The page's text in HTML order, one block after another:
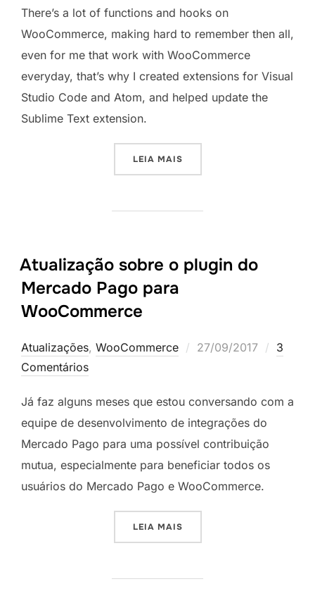
There’s a lot of functions and hooks on
WooCommerce, making hard to remember then all,
even for me that work with WooCommerce
everyday, that’s why I created extensions for Visual
Studio Code and Atom, and helped update the
Sublime Text extension.
LEIA MAIS“WOOCOMMERCE
Atualização sobre o plugin do
Mercado Pago para
WooCommerce
Atualizações, WooCommerce
Postado
27/09/2017
3
Comentários
Já faz alguns meses que estou conversando com a
equipe de desenvolvimento de integrações do
Mercado Pago para uma possível contribuição
mutua, especialmente para beneficiar todos os
usuários do Mercado Pago e WooCommerce.
LEIA MAIS“ATUALIZAÇÃO SOBRE O